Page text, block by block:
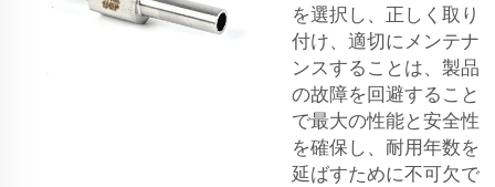
を選択し、正しく取り
付け、適切にメンテナ
ンスすることは、製品
の故障を回避すること
で最大の性能と安全性
を確保し、耐用年数を
延ばすために不可欠で